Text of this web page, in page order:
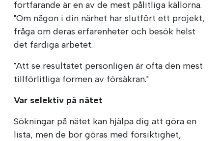
fortfarande är en av de mest pålitliga källorna.
"Om någon i din närhet har slutfört ett projekt,
fråga om deras erfarenheter och besök helst
det färdiga arbetet.
"Att se resultatet personligen är ofta den mest
tillförlitliga formen av försäkran."
Var selektiv på nätet
Sökningar på nätet kan hjälpa dig att göra en
lista, men de bör göras med försiktighet,